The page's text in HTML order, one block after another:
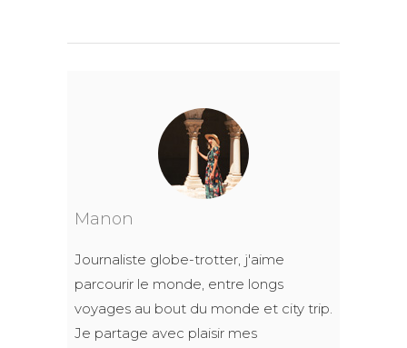
Manon
Journaliste globe-trotter, j'aime
parcourir le monde, entre longs
voyages au bout du monde et city trip.
Je partage avec plaisir mes